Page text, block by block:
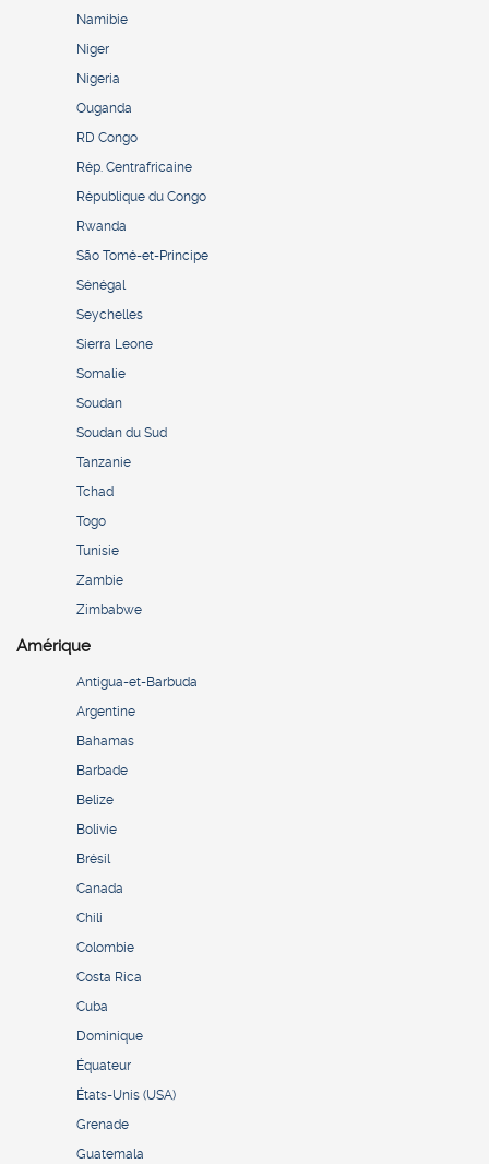
Namibie
Niger
Nigeria
Ouganda
RD Congo
Rép. Centrafricaine
République du Congo
Rwanda
São Tomé-et-Principe
Sénégal
Seychelles
Sierra Leone
Somalie
Soudan
Soudan du Sud
Tanzanie
Tchad
Togo
Tunisie
Zambie
Zimbabwe
Amérique
Antigua-et-Barbuda
Argentine
Bahamas
Barbade
Belize
Bolivie
Brésil
Canada
Chili
Colombie
Costa Rica
Cuba
Dominique
Équateur
États-Unis (USA)
Grenade
Guatemala